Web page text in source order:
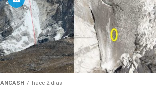
ANCASH hace 2 días